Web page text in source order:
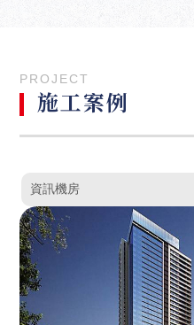
PROJECT
施工案例
資訊機房